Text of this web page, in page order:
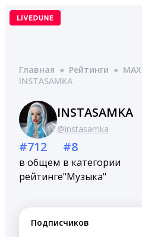
Перейти
Главная ● Рейтинги ● MAX
INSTASAMKA
INSTASAMKA
@instasamka
#712
в общем
рейтинге
#8
в категории
"Музыка"
Подписчиков